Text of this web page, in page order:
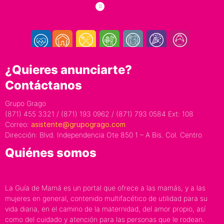
¿Quieres anunciarte?
Contáctanos
Grupo Grago
(871) 455 3321 / (871) 193 0962 / (871) 793 0584 Ext: 108
Correo: asistente@grupogrago.com
Dirección: Blvd. Independencia Ote 850 1 – A Bis. Col. Centro
Quiénes somos
La Guía de Mamá es un portal que ofrece a las mamás, y a las
mujeres en general, contenido multifacético de utilidad para su
vida diaria, en el camino de la maternidad, del amor propio, así
como del cuidado y atención para las personas que le rodean.